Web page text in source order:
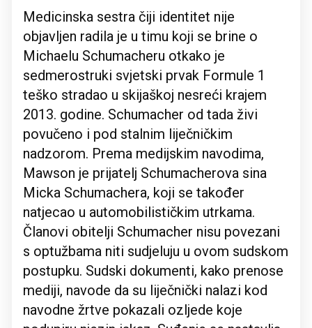
Medicinska sestra čiji identitet nije
objavljen radila je u timu koji se brine o
Michaelu Schumacheru otkako je
sedmerostruki svjetski prvak Formule 1
teško stradao u skijaškoj nesreći krajem
2013. godine. Schumacher od tada živi
povučeno i pod stalnim liječničkim
nadzorom. Prema medijskim navodima,
Mawson je prijatelj Schumacherova sina
Micka Schumachera, koji se također
natjecao u automobilističkim utrkama.
Članovi obitelji Schumacher nisu povezani
s optužbama niti sudjeluju u ovom sudskom
postupku. Sudski dokumenti, kako prenose
mediji, navode da su liječnički nalazi kod
navodne žrtve pokazali ozljede koje